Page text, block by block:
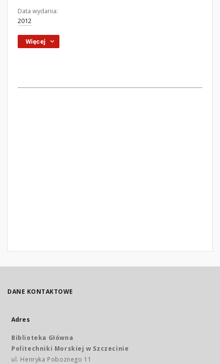
Data wydania:
2012
Więcej
DANE KONTAKTOWE
Adres
Biblioteka Główna
Politechniki Morskiej w Szczecinie
ul. Henryka Pobożnego 11